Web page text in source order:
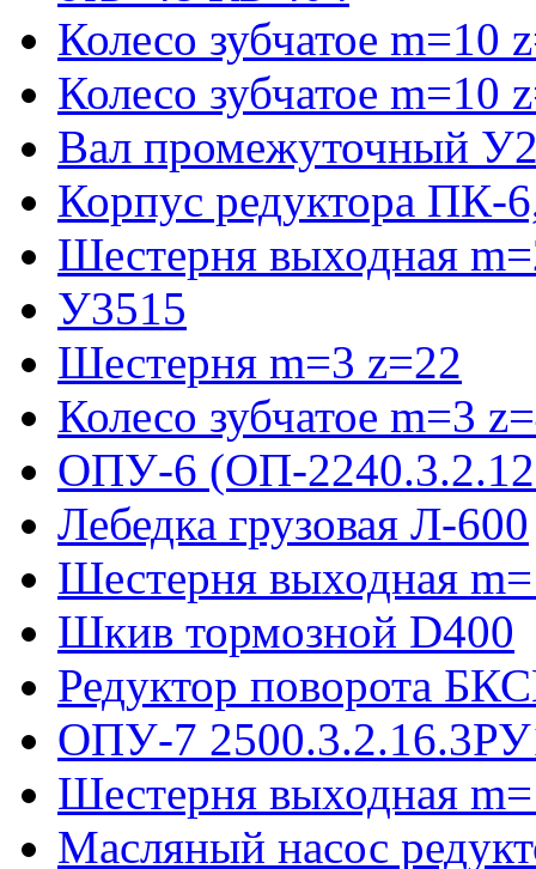
Колесо зубчатое
Колесо зубчатое
Вал промежуточный
Корпус редуктора ПК-
Шестерня выходная
У3515
Шестерня m=3 z=22
Колесо зубчатое m=3
ОПУ-6 (ОП-
Лебедка грузовая Л-600
Шестерня выходная
Шкив тормозной D400
Редуктор поворота
ОПУ-7
Шестерня выходная
Масляный насос